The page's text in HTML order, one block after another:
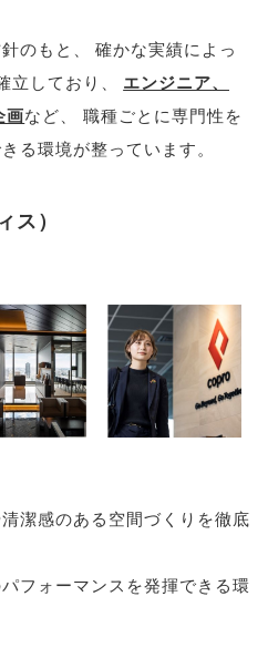
のもと
確かな実績によっ
立しており
エンジニア、
画など
職種ごとに専門性を
る環境が整っています。
ス）
潔感のある空間づくりを徹底
フォーマンスを発揮できる環